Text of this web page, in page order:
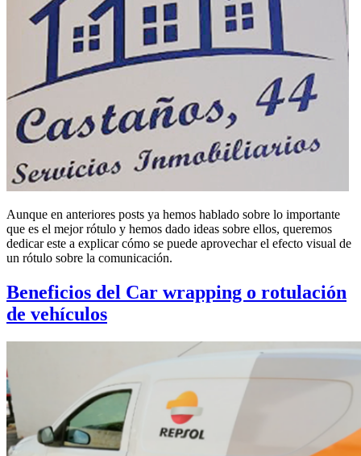
Aunque en anteriores posts ya hemos hablado sobre lo importante
que es el mejor rótulo y hemos dado ideas sobre ellos, queremos
dedicar este a explicar cómo se puede aprovechar el efecto visual de
un rótulo sobre la comunicación.
Beneficios del Car wrapping o rotulación
de vehículos